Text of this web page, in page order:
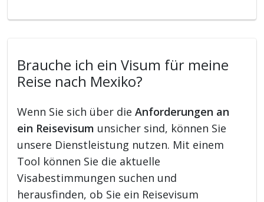
Brauche ich ein Visum für meine
Reise nach Mexiko?
Wenn Sie sich über dieAnforderungen an
ein Reisevisum unsicher sind, können Sie
unsere Dienstleistung nutzen. Mit einem
Tool können Sie die aktuelle
Visabestimmungen suchen und
herausfinden, ob Sie ein Reisevisum